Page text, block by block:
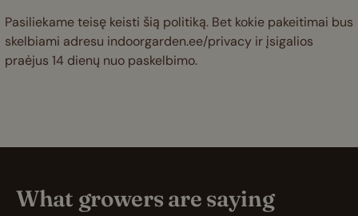
Pasiliekame teisę keisti šią politiką. Bet kokie pakeitimai bus
skelbiami adresu indoorgarden.ee/privacy ir įsigalios
praėjus 14 dienų nuo paskelbimo.
What growers are saying